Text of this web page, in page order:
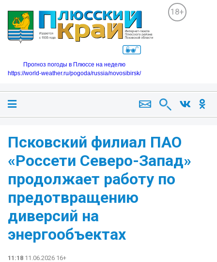
18+
Прогноз погоды в Плюссе на неделю
https://world-weather.ru/pogoda/russia/novosibirsk/
️Псковский филиал ПАО
«Россети Северо-Запад»
продолжает работу по
предотвращению
диверсий на
энергообъектах️
11:18 11.06.2026 16+